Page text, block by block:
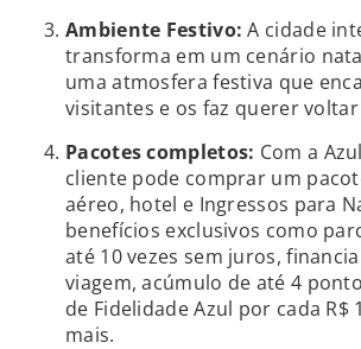
Ambiente Festivo: A cidade
transforma em um cenário
uma atmosfera festiva que
visitantes e os faz querer
Pacotes completos: Com a
cliente pode comprar um
aéreo, hotel e Ingressos para
benefícios exclusivos como
até 10 vezes sem juros,
viagem, acúmulo de até 4
de Fidelidade Azul por cada R$
mais.